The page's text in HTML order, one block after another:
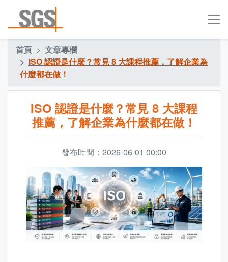
首頁
文章專欄
ISO 認證是什麼？常見 8 大課程推薦，了解企業為
什麼都在做！
ISO 認證是什麼？常見 8 大課程
推薦，了解企業為什麼都在做！
發布時間：2026-06-01 00:00